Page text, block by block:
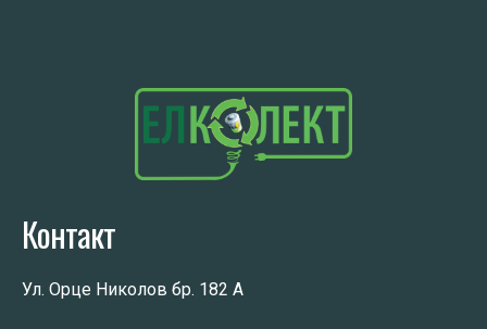
Контакт
Ул. Орце Николов бр. 182 А